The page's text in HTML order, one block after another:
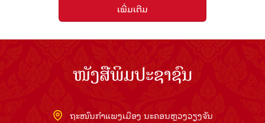
ເພີ່ມເຕີມ
ໜັງສືພິມປະຊາຊົນ
ຖະໜົນກຳແພງເມືອງ ນະຄອນຫຼວງວຽງຈັນ